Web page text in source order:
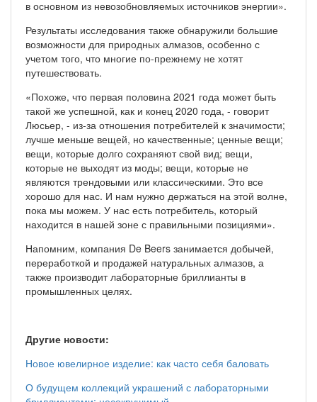
в основном из невозобновляемых источников энергии».
Результаты исследования также обнаружили большие
возможности для природных алмазов, особенно с
учетом того, что многие по-прежнему не хотят
путешествовать.
«Похоже, что первая половина 2021 года может быть
такой же успешной, как и конец 2020 года, - говорит
Люсьер, - из-за отношения потребителей к значимости;
лучше меньше вещей, но качественные; ценные вещи;
вещи, которые долго сохраняют свой вид; вещи,
которые не выходят из моды; вещи, которые не
являются трендовыми или классическими. Это все
хорошо для нас. И нам нужно держаться на этой волне,
пока мы можем. У нас есть потребитель, который
находится в нашей зоне с правильными позициями».
Напомним, компания De Beers занимается добычей,
переработкой и продажей натуральных алмазов, а
также производит лабораторные бриллианты в
промышленных целях.
Другие новости:
Новое ювелирное изделие: как часто себя баловать
О будущем коллекций украшений с лабораторными